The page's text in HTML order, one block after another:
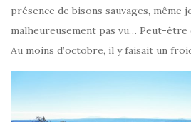
présence de bisons sauvages, même
malheureusement pas vu… Peut-être
Au moins d’octobre, il y faisait un